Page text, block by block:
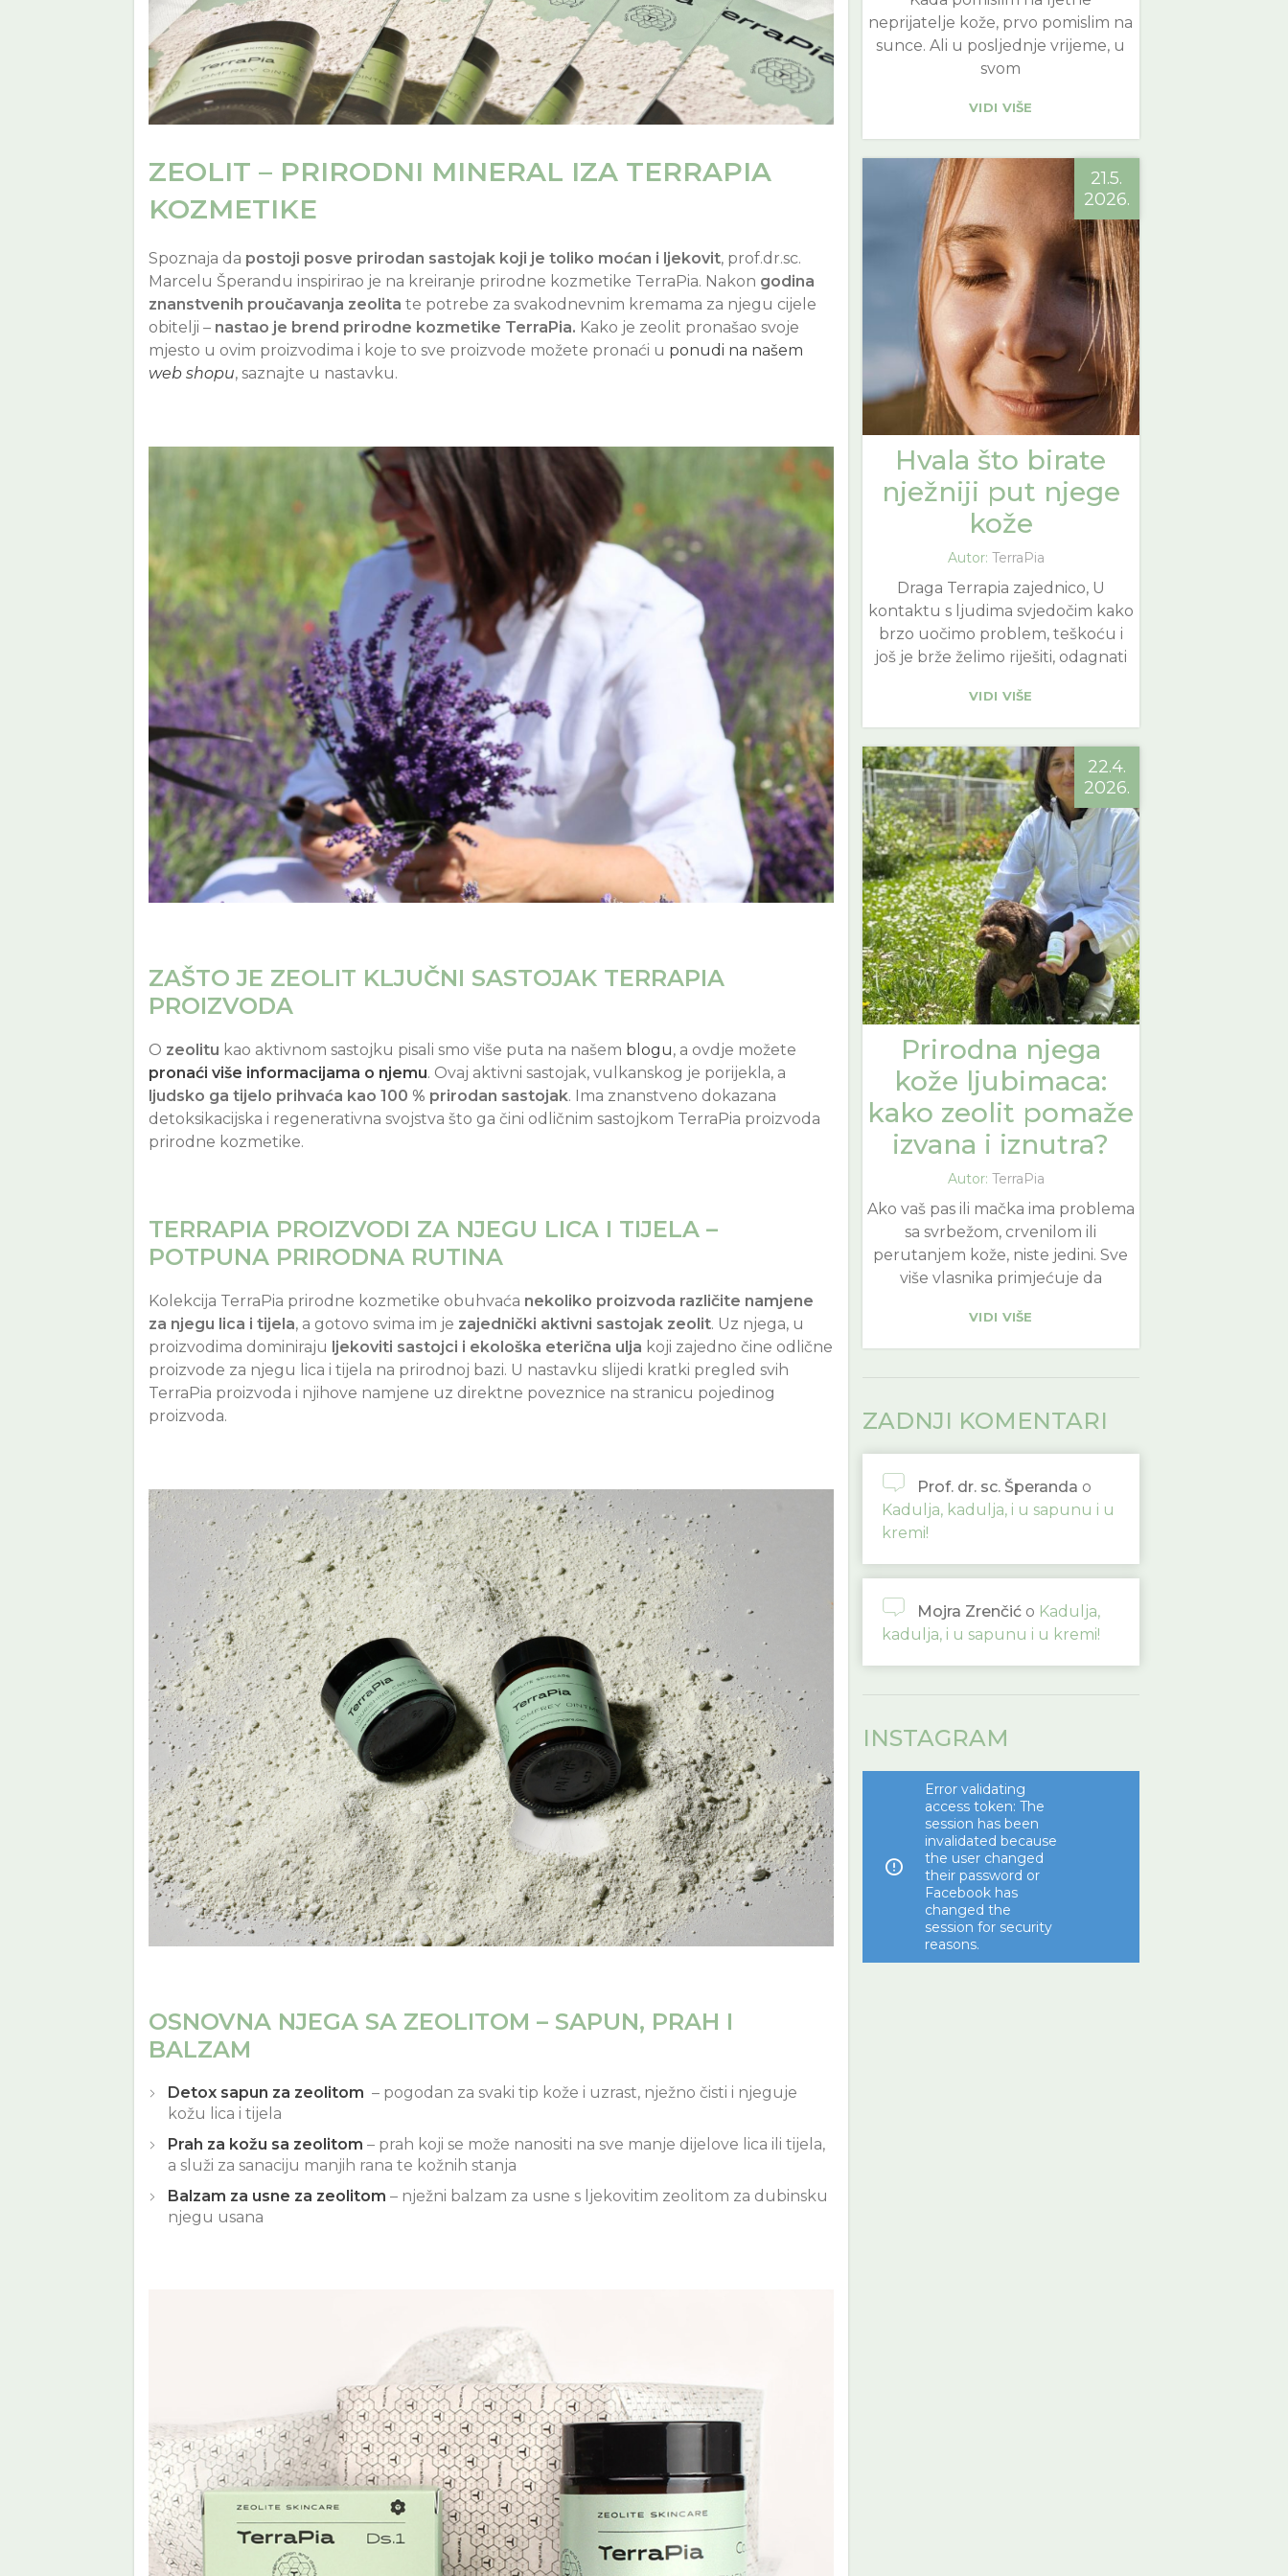
ZEOLIT – PRIRODNI MINERAL IZA TERRAPIA
KOZMETIKE
Spoznaja da postoji posve prirodan sastojak koji je toliko moćan i ljekovit, prof.dr.sc.
Marcelu Šperandu inspirirao je na kreiranje prirodne kozmetike TerraPia. Nakon godina
znanstvenih proučavanja zeolita te potrebe za svakodnevnim kremama za njegu cijele
obitelji – nastao je brend prirodne kozmetike TerraPia. Kako je zeolit pronašao svoje
mjesto u ovim proizvodima i koje to sve proizvode možete pronaći u ponudi na našem
web shopu, saznajte u nastavku.
ZAŠTO JE ZEOLIT KLJUČNI SASTOJAK TERRAPIA
PROIZVODA
O zeolitu kao aktivnom sastojku pisali smo više puta na našem blogu, a ovdje možete
pronaći više informacijama o njemu. Ovaj aktivni sastojak, vulkanskog je porijekla, a
ljudsko ga tijelo prihvaća kao 100 % prirodan sastojak. Ima znanstveno dokazana
detoksikacijska i regenerativna svojstva što ga čini odličnim sastojkom TerraPia proizvoda
prirodne kozmetike.
TERRAPIA PROIZVODI ZA NJEGU LICA I TIJELA –
POTPUNA PRIRODNA RUTINA
Kolekcija TerraPia prirodne kozmetike obuhvaća nekoliko proizvoda različite namjene
za njegu lica i tijela, a gotovo svima im je zajednički aktivni sastojak zeolit. Uz njega, u
proizvodima dominiraju ljekoviti sastojci i ekološka eterična ulja koji zajedno čine odlične
proizvode za njegu lica i tijela na prirodnoj bazi. U nastavku slijedi kratki pregled svih
TerraPia proizvoda i njihove namjene uz direktne poveznice na stranicu pojedinog
proizvoda.
OSNOVNA NJEGA SA ZEOLITOM – SAPUN, PRAH I
BALZAM
Detox sapun za zeolitom – pogodan za svaki tip kože i uzrast, nježno čisti i njeguje
kožu lica i tijela
Prah za kožu sa zeolitom – prah koji se može nanositi na sve manje dijelove lica ili tijela,
a služi za sanaciju manjih rana te kožnih stanja
Balzam za usne za zeolitom – nježni balzam za usne s ljekovitim zeolitom za dubinsku
njegu usana
neprijatelje kože, prvo pomislim na
sunce. Ali u posljednje vrijeme, u
svom
VIDI VIŠE
21.5.
2026.
Hvala što birate
nježniji put njege
kože
Autor: TerraPia
Draga Terrapia zajednico, U
kontaktu s ljudima svjedočim kako
brzo uočimo problem, teškoću i
još je brže želimo riješiti, odagnati
VIDI VIŠE
22.4.
2026.
Prirodna njega
kože ljubimaca:
kako zeolit pomaže
izvana i iznutra?
Autor: TerraPia
Ako vaš pas ili mačka ima problema
sa svrbežom, crvenilom ili
perutanjem kože, niste jedini. Sve
više vlasnika primjećuje da
VIDI VIŠE
ZADNJI KOMENTARI
Prof. dr. sc. Šperanda o
Kadulja, kadulja, i u sapunu i u
kremi!
Mojra Zrenčićo Kadulja,
kadulja, i u sapunu i u kremi!
INSTAGRAM
Error validating
access token: The
session has been
invalidated because
the user changed
their password or
Facebook has
changed the
session for security
reasons.